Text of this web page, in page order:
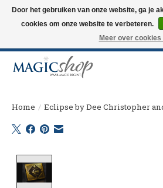
Altijd de nieuwste trucs op voorraad. Snelle
Langskomen in onze winkel? Bel of mail om een
Home / Eclipse by Dee Christopher
Door het gebruiken van onze website, ga je
cookies om onze website te verbeteren.
Meer over cookies